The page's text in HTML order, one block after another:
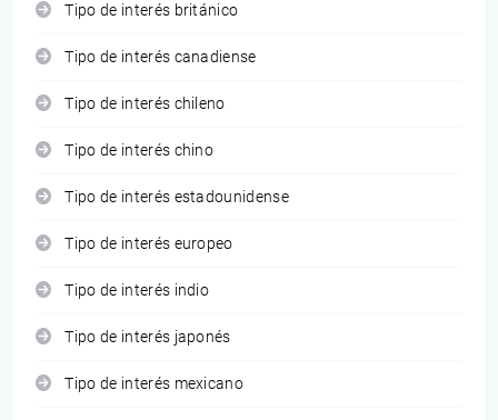
Tipo de interés británico
Tipo de interés canadiense
Tipo de interés chileno
Tipo de interés chino
Tipo de interés estadounidense
Tipo de interés europeo
Tipo de interés indio
Tipo de interés japonés
Tipo de interés mexicano